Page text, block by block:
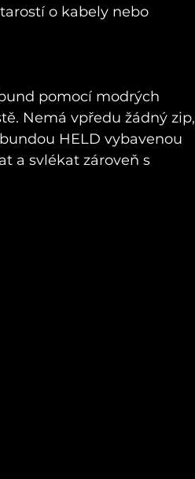
o kabely nebo
pomocí modrých
Nemá vpředu žádný zip,
HELD vybavenou
a svlékat zároveň s